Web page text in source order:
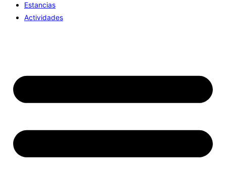
Estancias
Actividades